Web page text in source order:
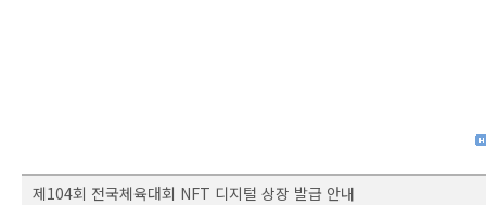
제104회 전국체육대회 NFT 디지털 상장 발급 안내